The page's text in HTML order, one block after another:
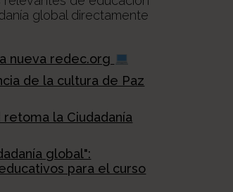
global directamente
nueva redec.org
de la cultura de Paz
retoma la Ciudadanía
global":
para el curso